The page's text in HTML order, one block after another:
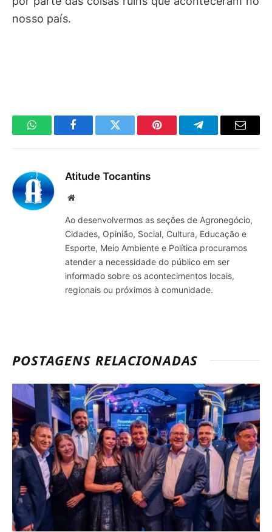
nosso país.
WhatsAppFacebookTwitter Pinterest TelegramaE-
Atitude Tocantins
Site
Ao desenvolvermos as seções de Agronegócio,
Cidades, Opinião, Social, Cultura, Educação e
Esporte, Meio Ambiente e Política procuramos
atender a necessidade do público em ser
informado sobre os acontecimentos locais,
regionais ou próximos à comunidade.
POSTAGENS RELACIONADAS